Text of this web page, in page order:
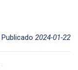
Publicado 2024-01-22